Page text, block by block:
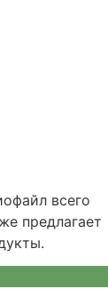
всего
предлагает